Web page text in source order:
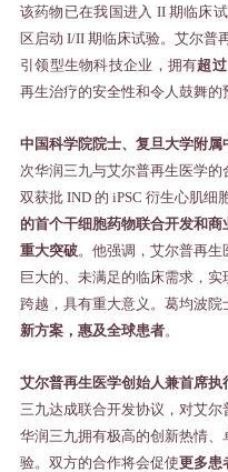
该药物已在我国进入 II 期临床
区启动 I/II 期临床试验。艾尔普
引领型生物科技企业，拥有超过
再生治疗的安全性和令人鼓舞的
中国科学院院士、复旦大学附
次华润三九与艾尔普再生医学
双获批IND 的 iPSC 衍生心肌细
的首个干细胞药物联合开发和
重大突破。他强调，艾尔普再生
巨大的、未满足的临床需求，
跨越，具有重大意义。葛均波院
新方案，惠及全球患者。
艾尔普再生医学创始人兼首席执
三九达成联合开发协议，对艾尔
华润三九拥有极高的创新热情
验。双方的合作将会促使更多患